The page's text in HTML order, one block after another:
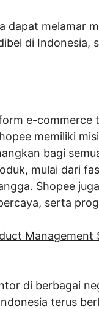
dapat melamar
di Indonesia,
e-commerce
memiliki
bagi
mulai dari
Shopee
serta
Management
di berbagai
terus